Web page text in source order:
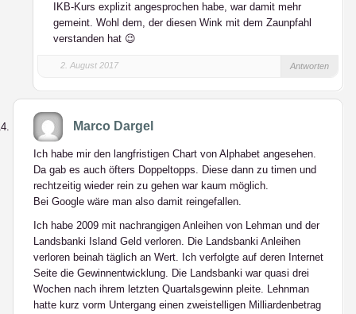
IKB-Kurs explizit angesprochen habe, war damit mehr
gemeint. Wohl dem, der diesen Wink mit dem Zaunpfahl
verstanden hat 😉
2. August 2017 Antworten
Marco Dargel
Ich habe mir den langfristigen Chart von Alphabet angesehen.
Da gab es auch öfters Doppeltopps. Diese dann zu timen und
rechtzeitig wieder rein zu gehen war kaum möglich.
Bei Google wäre man also damit reingefallen.
Ich habe 2009 mit nachrangigen Anleihen von Lehman und der
Landsbanki Island Geld verloren. Die Landsbanki Anleihen
verloren beinah täglich an Wert. Ich verfolgte auf deren Internet
Seite die Gewinnentwicklung. Die Landsbanki war quasi drei
Wochen nach ihrem letzten Quartalsgewinn pleite. Lehnman
hatte kurz vorm Untergang einen zweistelligen Milliardenbetrag